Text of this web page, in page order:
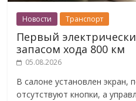
Новости Транспорт
Первый
запасом хода 800 км
05.08.2026
В салоне установлен экран,
отсутствуют кнопки, а